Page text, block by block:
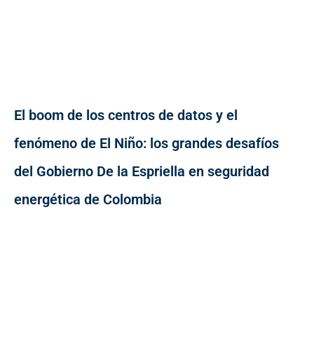
El boom de los centros de datos y el
fenómeno de El Niño: los grandes desafíos
del Gobierno De la Espriella en seguridad
energética de Colombia